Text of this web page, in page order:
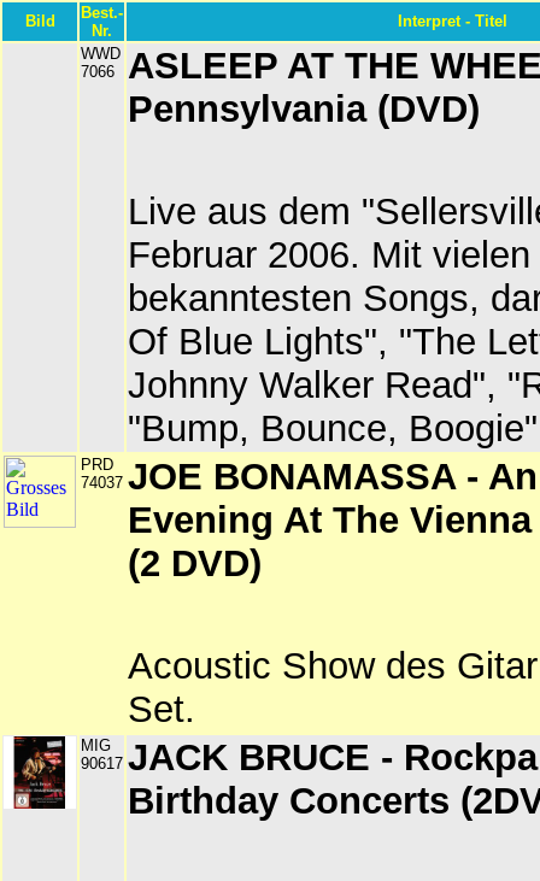
Bild
Best.-
Nr.
Interpret - Titel
WWD
7066
ASLEEP AT THE
Pennsylvania (DVD)
Live aus dem
Februar 2006. Mit vielen
bekanntesten Songs,
Of Blue Lights", "The
Johnny Walker Read",
"Bump, Bounce,
PRD
74037 JOE BONAMASSA -
Evening At The
(2 DVD)
Acoustic Show des
Set.
MIG
90617 JACK BRUCE -
Birthday Concerts